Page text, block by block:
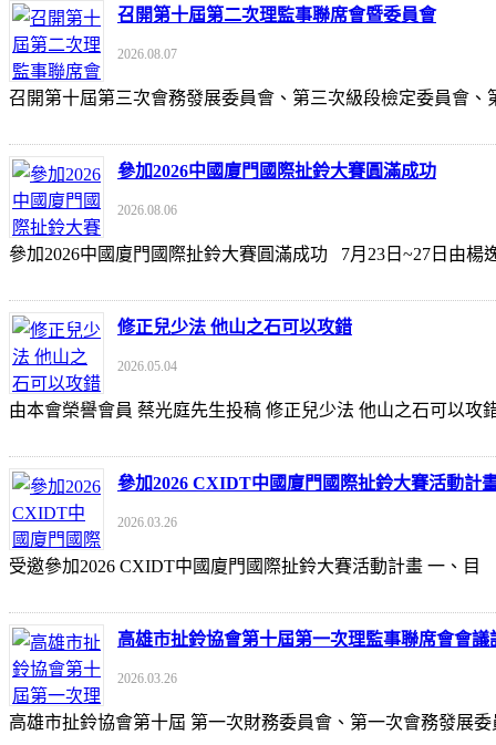
召開第十屆第二次理監事聯席會暨委員會
2026.08.07
召開第十屆第三次會務發展委員會、第三次級段檢定委員
參加2026中國廈門國際扯鈴大賽圓滿成功
2026.08.06
參加2026中國廈門國際扯鈴大賽圓滿成功 7月23日~27日由
修正兒少法 他山之石可以攻錯
2026.05.04
由本會榮譽會員 蔡光庭先生投稿 修正兒少法 他山之石可以攻
參加2026 CXIDT中國廈門國際扯鈴大賽活動計
2026.03.26
受邀參加2026 CXIDT中國廈門國際扯鈴大賽活動計畫 一、
高雄市扯鈴協會第十屆第一次理監事聯席會會議
2026.03.26
高雄市扯鈴協會第十屆 第一次財務委員會、第一次會務發展